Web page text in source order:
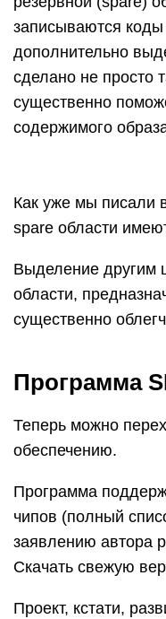
записываются
дополнительно
сделано не просто
существенно
содержимого
Как уже мы писали
spare области
Выделение другим
области,
существенно
Программа
Теперь можно
обеспечению.
Программа
чипов (полный
заявлению автора
Скачать свежую
Проект, кстати,